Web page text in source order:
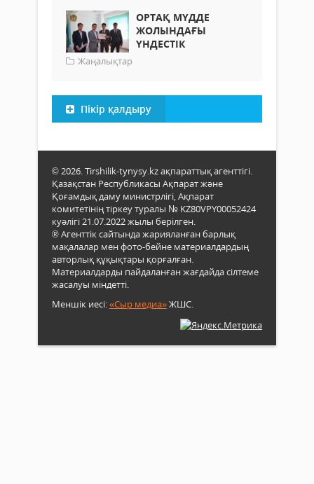
ОРТАҚ МҮДДЕ
ЖОЛЫНДАҒЫ
ҮНДЕСТІК
Жаңалықтар
Пікір қалдыру
© 2026. Tirshilik-tynysy.kz ақпараттық агенттігі.
Қазақстан Республикасы Ақпарат және
Қоғамдық даму министрлігі, Ақпарат
комитетінің тіркеу туралы № KZ80VPY00052424
куәлігі 21.07.2022 жылы берілген.
® Агенттік сайтында жарияланған барлық
мақалалар мен фото-бейне материалдардың
авторлық құқықтары қорғалған.
Материалдарды пайдаланған жағдайда сілтеме
жасалуы міндетті.
Меншік иесі:«Сыр медиа»ЖШС.